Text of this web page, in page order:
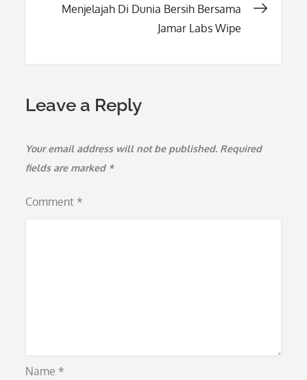
Menjelajah Di Dunia Bersih Bersama
Jamar Labs Wipe
Leave a Reply
Your email address will not be published. Required
fields are marked *
Comment *
Name *